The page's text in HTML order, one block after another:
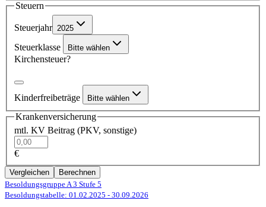
Steuern
Steuerjahr 2025
Steuerklasse Bitte wählen
Kirchensteuer?
Kinderfreibeträge Bitte wählen
Krankenversicherung
mtl. KV Beitrag (PKV, sonstige)
€
Vergleichen
Berechnen
Besoldungsgruppe A 3 Stufe 5
Besoldungstabelle: 01.02.2025 - 30.09.2026